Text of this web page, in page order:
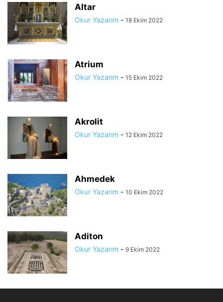
Altar
Okur Yazarım - 18 Ekim 2022
Atrium
Okur Yazarım - 15 Ekim 2022
Akrolit
Okur Yazarım - 12 Ekim 2022
Ahmedek
Okur Yazarım - 10 Ekim 2022
Aditon
Okur Yazarım - 9 Ekim 2022